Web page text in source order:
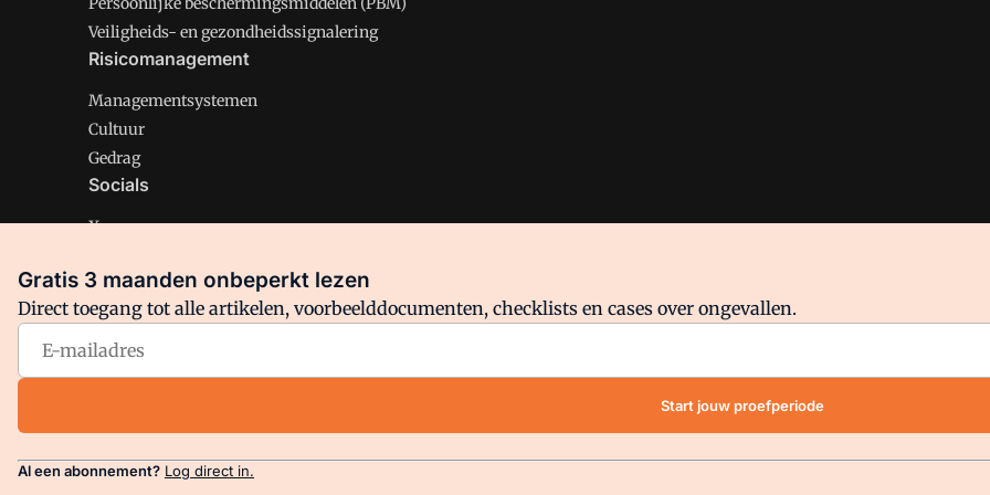
Veiligheids- en gezondheidssignalering
Risicomanagement
Managementsystemen
Cultuur
Gedrag
Socials
X
Facebook
Arbo is onderdeel van VMN media. Lees inons manifestwaar VMN media voor staat. Op gebruik van deze site zijn de
Gratis 3 maanden onbeperkt lezen
Direct toegang tot alle artikelen, voorbeelddocumenten, checklists en cases over ongevallen.
Start jouw proefperiode
Al een abonnement? Log direct in.